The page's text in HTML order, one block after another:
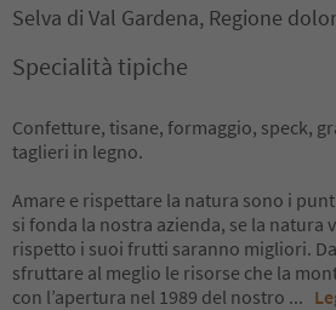
Selva di Val Gardena, Regione
Specialità tipiche
Confetture, tisane, formaggio, speck,
taglieri in legno.
Amare e rispettare la natura sono i
si fonda la nostra azienda, se la natura
rispetto i suoi frutti saranno migliori.
sfruttare al meglio le risorse che la
con l’apertura nel 1989 del nostro ...